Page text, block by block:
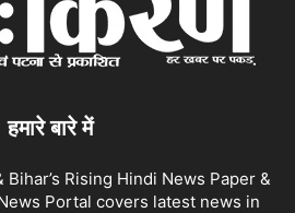
हमारे बारे में
Rising Hindi News Paper &
Portal covers latest news in